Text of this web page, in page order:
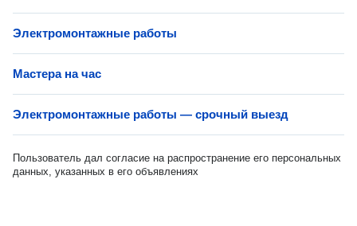
Электромонтажные работы
Мастера на час
Электромонтажные работы — срочный выезд
Пользователь дал согласие на распространение его персональных
данных, указанных в его объявлениях